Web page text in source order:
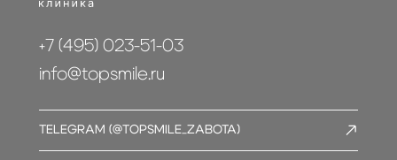
+7 (495) 023-51-03
info@topsmile.ru
TELEGRAM (@TOPSMILE_ZABOTA)